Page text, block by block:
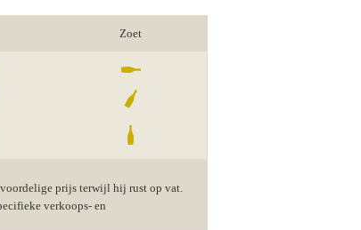
Zoet
voordelige prijs terwijl hij rust op vat.
verkoops- en